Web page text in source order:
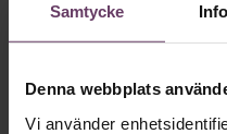
Samtycke
Denna webbplats
Vi använder
Kommunikation
Text:Fredrik Kullberg